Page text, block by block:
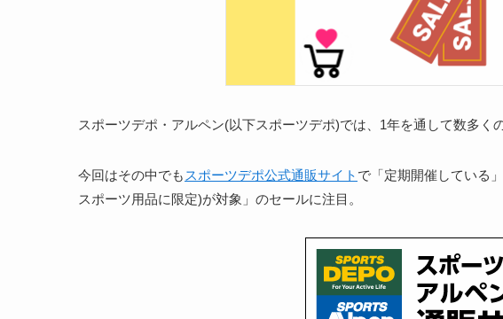
スポーツデポ・アルペン(以下スポーツデポ)では、1年を通して数多く
今回はその中でも スポーツデポ公式通販サイト で「定期開催している
スポーツ用品に限定)が対象」のセールに注目。